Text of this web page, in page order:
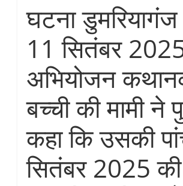
घटना
11 सितंबर
अभियोजन
बच्ची की मामी ने
कहा कि उसकी
सितंबर 2025